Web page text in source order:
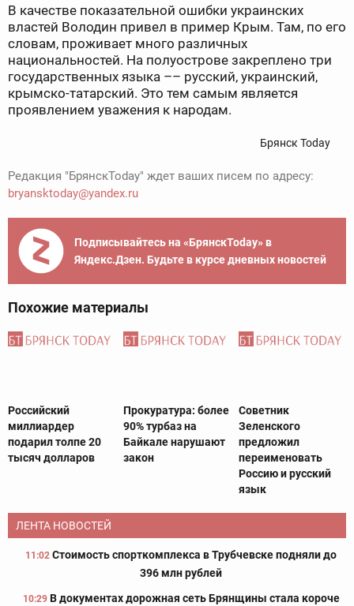
В качестве показательной ошибки украинских
властей Володин привел в пример Крым. Там, по его
словам, проживает много различных
национальностей. На полуострове закреплено три
государственных языка –– русский, украинский,
крымско-татарский. Это тем самым является
проявлением уважения к народам.
Брянск Today
Редакция "БрянскToday" ждет ваших писем по адресу:
bryansktoday@yandex.ru
Подписывайтесь на «БрянскToday» в
Яндекс.Дзен. Будьте в курсе дневных новостей
Похожие материалы
Российский
миллиардер
подарил толпе 20
тысяч долларов
Прокуратура: более
90% турбаз на
Байкале нарушают
закон
Советник
Зеленского
предложил
переименовать
Россию и русский
язык
ЛЕНТА НОВОСТЕЙ
11:02 Стоимость спорткомплекса в Трубчевске подняли до
396 млн рублей
10:29 В документах дорожная сеть Брянщины стала короче